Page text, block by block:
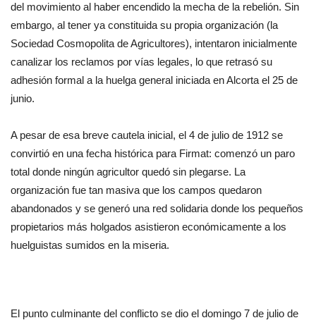
del movimiento al haber encendido la mecha de la rebelión. Sin
embargo, al tener ya constituida su propia organización (la
Sociedad Cosmopolita de Agricultores), intentaron inicialmente
canalizar los reclamos por vías legales, lo que retrasó su
adhesión formal a la huelga general iniciada en Alcorta el 25 de
junio.
A pesar de esa breve cautela inicial, el 4 de julio de 1912 se
convirtió en una fecha histórica para Firmat: comenzó un paro
total donde ningún agricultor quedó sin plegarse. La
organización fue tan masiva que los campos quedaron
abandonados y se generó una red solidaria donde los pequeños
propietarios más holgados asistieron económicamente a los
huelguistas sumidos en la miseria.
El punto culminante del conflicto se dio el domingo 7 de julio de